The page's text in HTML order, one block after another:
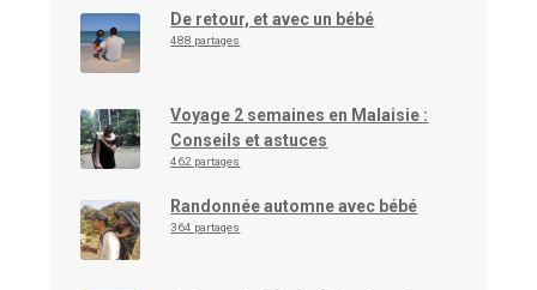
De retour, et avec un bébé
488 partages
Voyage 2 semaines en Malaisie :
Conseils et astuces
462 partages
Randonnée automne avec bébé
364 partages